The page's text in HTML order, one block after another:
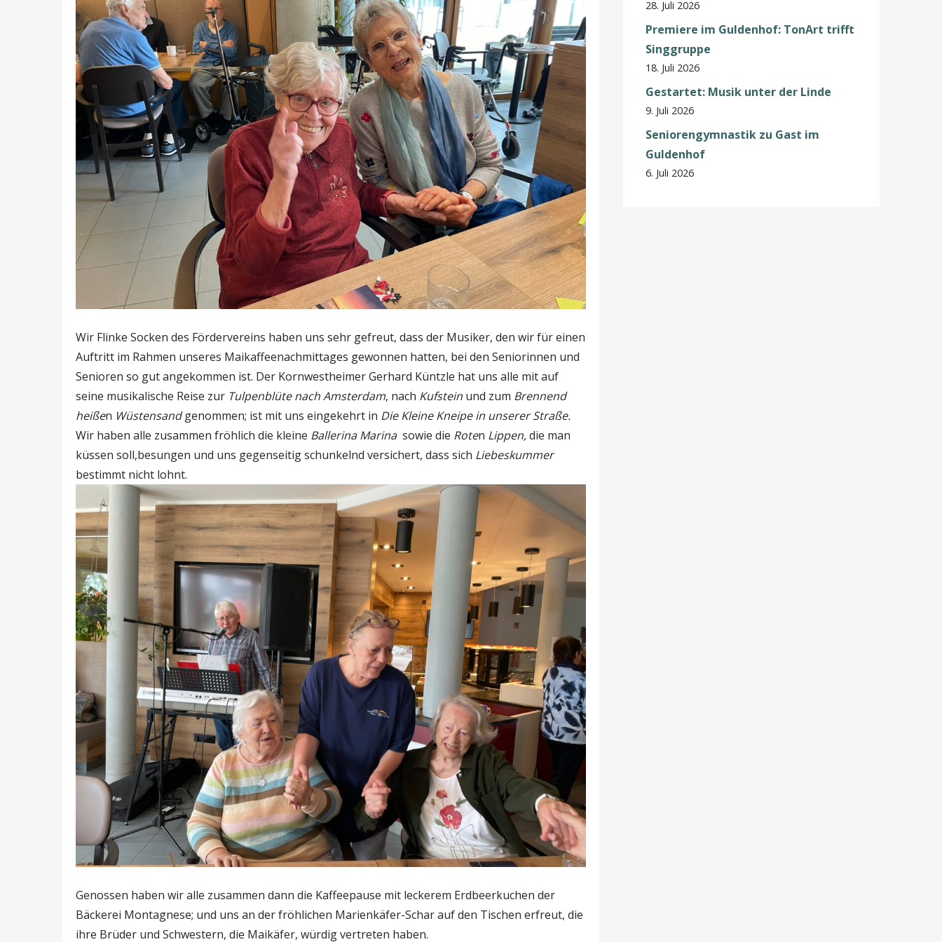
Wir Flinke Socken des Fördervereins haben uns sehr gefreut, dass der Musiker, den wir für einen
Auftritt im Rahmen unseres Maikaffeenachmittages gewonnen hatten, bei den Seniorinnen und
Senioren so gut angekommen ist. Der Kornwestheimer Gerhard Küntzle hat uns alle mit auf
seine musikalische Reise zur Tulpenblüte nach Amsterdam, nach Kufsteinund zum Brennend
heißen Wüstensandgenommen; ist mit uns eingekehrt in Die Kleine Kneipe in unserer Straße.
Wir haben alle zusammen fröhlich die kleine Ballerina Marinasowie die Roten Lippen,die man
küssen soll,besungen und uns gegenseitig schunkelnd versichert, dass sich Liebeskummer
bestimmt nicht lohnt.
Genossen haben wir alle zusammen dann die Kaffeepause mit leckerem Erdbeerkuchen der
Bäckerei Montagnese; und uns an der fröhlichen Marienkäfer-Schar auf den Tischen erfreut, die
ihre Brüder und Schwestern, die Maikäfer, würdig vertreten haben.
28. Juli 2026
Premiere im Guldenhof: TonArt trifft
Singgruppe
18. Juli 2026
Gestartet: Musik unter der Linde
9. Juli 2026
Seniorengymnastik zu Gast im
Guldenhof
6. Juli 2026